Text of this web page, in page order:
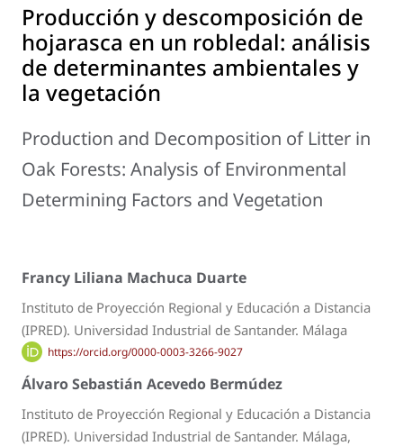
Producción y descomposición de
hojarasca en un robledal: análisis
de determinantes ambientales y
la vegetación
Production and Decomposition of Litter in
Oak Forests: Analysis of Environmental
Determining Factors and Vegetation
Francy Liliana Machuca Duarte
Instituto de Proyección Regional y Educación a Distancia
(IPRED). Universidad Industrial de Santander. Málaga
https://orcid.org/0000-0003-3266-9027
Álvaro Sebastián Acevedo Bermúdez
Instituto de Proyección Regional y Educación a Distancia
(IPRED). Universidad Industrial de Santander. Málaga,